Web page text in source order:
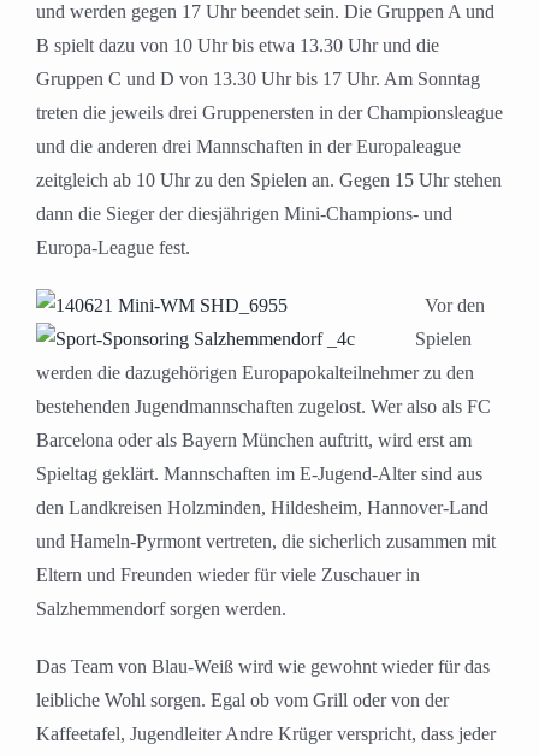
und werden gegen 17 Uhr beendet sein. Die Gruppen A und
B spielt dazu von 10 Uhr bis etwa 13.30 Uhr und die
Gruppen C und D von 13.30 Uhr bis 17 Uhr. Am Sonntag
treten die jeweils drei Gruppenersten in der Championsleague
und die anderen drei Mannschaften in der Europaleague
zeitgleich ab 10 Uhr zu den Spielen an. Gegen 15 Uhr stehen
dann die Sieger der diesjährigen Mini-Champions- und
Europa-League fest.
Vor den
Spielen
werden die dazugehörigen Europapokalteilnehmer zu den
bestehenden Jugendmannschaften zugelost. Wer also als FC
Barcelona oder als Bayern München auftritt, wird erst am
Spieltag geklärt. Mannschaften im E-Jugend-Alter sind aus
den Landkreisen Holzminden, Hildesheim, Hannover-Land
und Hameln-Pyrmont vertreten, die sicherlich zusammen mit
Eltern und Freunden wieder für viele Zuschauer in
Salzhemmendorf sorgen werden.
Das Team von Blau-Weiß wird wie gewohnt wieder für das
leibliche Wohl sorgen. Egal ob vom Grill oder von der
Kaffeetafel, Jugendleiter Andre Krüger verspricht, dass jeder